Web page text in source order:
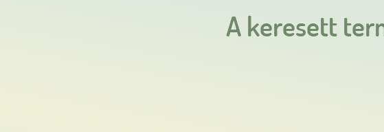
A keresett